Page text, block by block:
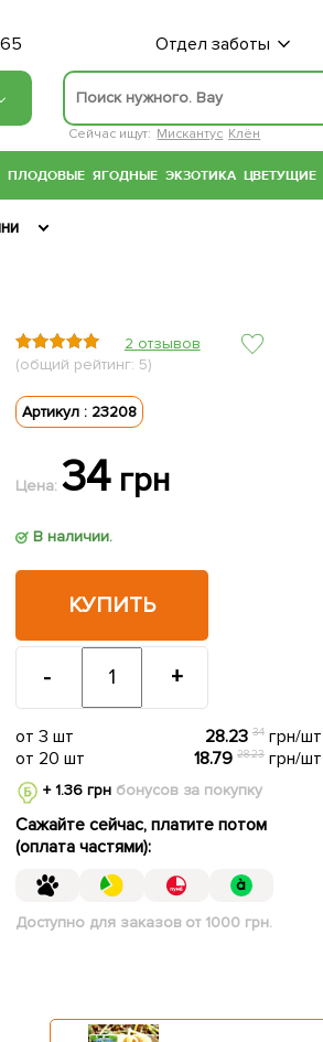
Отдел заботы
Сейчас ищут: Мискантус Клён
ПЛОДОВЫЕ ЯГОДНЫЕ ЭКЗОТИКА ЦВЕТУЩИЕ
2 отзывов
(общий рейтинг: 5)
Артикул : 23208
Цена: 34 грн
В наличии.
КУПИТЬ
- +
от 3 шт 28.23 34грн/шт
от 20 шт
18.79 28.23грн/шт
+ 1.36 грнбонусов за покупку
Сажайте сейчас, платите потом
(оплата частями):
Доступно для заказов от 1000 грн.